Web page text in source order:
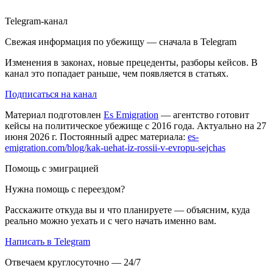
Telegram-канал
Свежая информация по убежищу — сначала в Telegram
Изменения в законах, новые прецеденты, разборы кейсов. В
канал это попадает раньше, чем появляется в статьях.
Подписаться на канал
Материал подготовлен Es Emigration — агентство готовит
кейсы на политическое убежище с 2016 года. Актуально на 27
июня 2026 г. Постоянный адрес материала: es-
emigration.com/blog/kak-uehat-iz-rossii-v-evropu-sejchas
Помощь с эмиграцией
Нужна помощь с переездом?
Расскажите откуда вы и что планируете — объясним, куда
реально можно уехать и с чего начать именно вам.
Написать в Telegram
Отвечаем круглосуточно — 24/7